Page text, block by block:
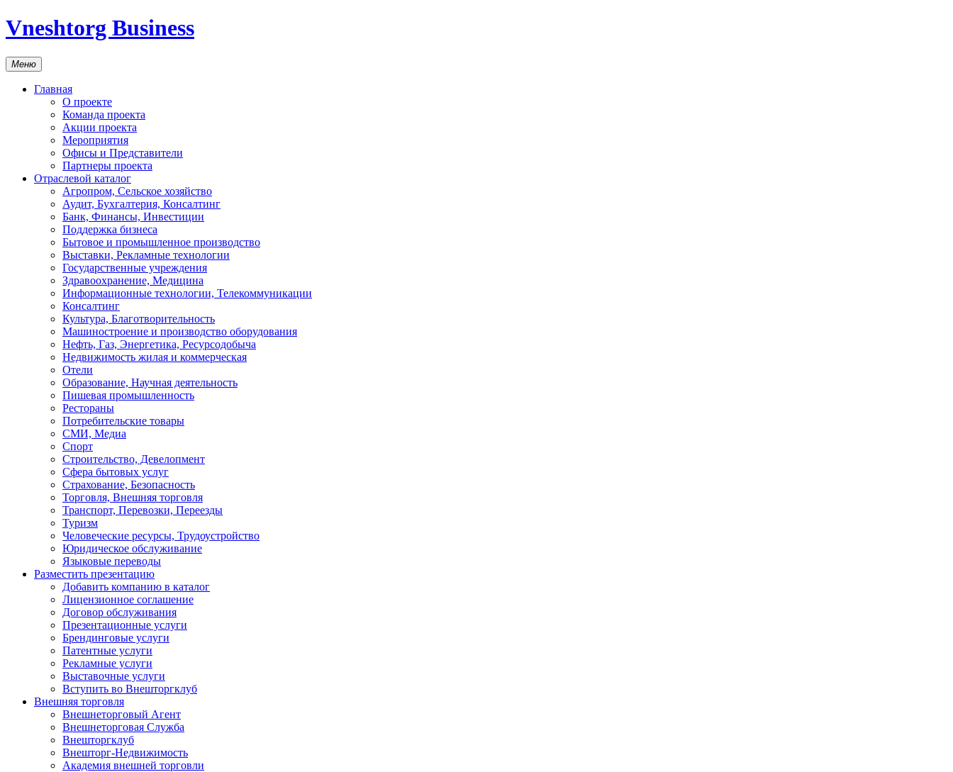
Vneshtorg Business
Меню
Главная
О проекте
Команда проекта
Акции проекта
Мероприятия
Офисы и Представители
Партнеры проекта
Отраслевой каталог
Агропром, Сельское хозяйство
Аудит, Бухгалтерия, Консалтинг
Банк, Финансы, Инвестиции
Поддержка бизнеса
Бытовое и промышленное производство
Выставки, Рекламные технологии
Государственные учреждения
Здравоохранение, Медицина
Информационные технологии, Телекоммуникации
Консалтинг
Культура, Благотворительность
Машиностроение и производство оборудования
Нефть, Газ, Энергетика, Ресурсодобыча
Недвижимость жилая и коммерческая
Отели
Образование, Научная деятельность
Пишевая промышленность
Рестораны
Потребительские товары
СМИ, Медиа
Спорт
Строительство, Девелопмент
Сфера бытовых услуг
Страхование, Безопасность
Торговля, Внешняя торговля
Транспорт, Перевозки, Переезды
Туризм
Человеческие ресурсы, Трудоустройство
Юридическое обслуживание
Языковые переводы
Разместить презентацию
Добавить компанию в каталог
Лицензионное соглашение
Договор обслуживания
Презентационные услуги
Брендинговые услуги
Патентные услуги
Рекламные услуги
Выставочные услуги
Вступить во Внешторгклуб
Внешняя торговля
Внешнеторговый Агент
Внешнеторговая Служба
Внешторгклуб
Внешторг-Недвижимость
Академия внешней торговли